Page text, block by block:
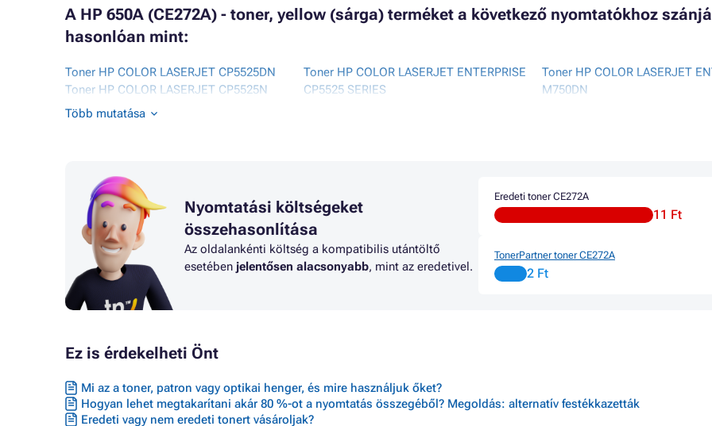
A HP 650A (CE272A) - toner, yellow (sárga) terméket a következő nyomtatókhoz
hasonlóan mint:
Toner HP COLOR LASERJET CP5525DN
Toner HP COLOR LASERJET CP5525N
Toner HP COLOR LASERJET CP5525XH
CP5520 SERIES
Toner HP COLOR LASERJET ENTERPRISE
CP5525 SERIES
Toner HP COLOR LASERJET
M750DN
Több mutatása
Nyomtatási költségeket
összehasonlítása
Az oldalankénti költség a kompatibilis utántöltő
esetében jelentősen alacsonyabb, mint az eredetivel.
Eredeti toner CE272A
11 Ft
TonerPartner toner CE272A
2 Ft
Ez is érdekelheti Önt
Mi az a toner, patron vagy optikai henger, és mire használjuk őket?
Hogyan lehet megtakarítani akár 80 %-ot a nyomtatás összegéből? Megoldás: alternatív festékkazetták
Eredeti vagy nem eredeti tonert vásároljak?